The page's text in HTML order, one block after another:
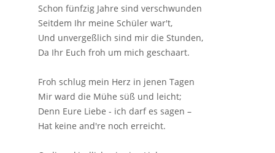
Schon fünfzig Jahre sind verschwunden
Seitdem Ihr meine Schüler war't,
Und unvergeßlich sind mir die Stunden,
Da Ihr Euch froh um mich geschaart.
Froh schlug mein Herz in jenen Tagen
Mir ward die Mühe süß und leicht;
Denn Eure Liebe - ich darf es sagen –
Hat keine and're noch erreicht.